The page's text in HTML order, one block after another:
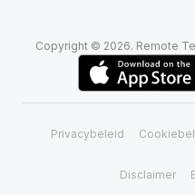
Copyright © 2026. Remote
Privacybeleid
Disclaimer